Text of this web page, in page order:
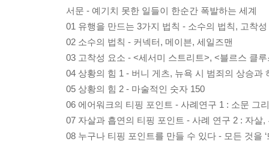
서문 - 예기치 못한 일들이 한순간 폭발하는 세계
01 유행을 만드는 3가지 법칙 - 소수의 법칙, 고착
02 소수의 법칙 - 커넥터, 메이븐, 세일즈맨
03 고착성 요소 - <세서미 스트리트>, <블르스 클
04 상황의 힘 1 - 버니 게츠, 뉴욕 시 범죄의 상승과
05 상황의 힘 2 - 마술적인 숫자 150
06 에어워크의 티핑 포인트 - 사례연구 1 : 소문 그
07 자살과 흡연의 티핑 포인트 - 사례 연구 2 : 자살
08 누구나 티핑 포인트를 만들 수 있다 - 모든 것을